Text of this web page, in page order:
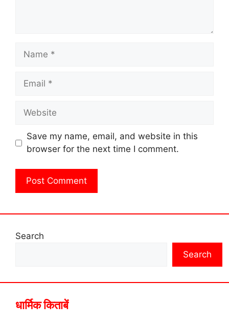
Name
Email
Website
Save my name, email, and website in this
browser for the next time I comment.
Search
Search
धार्मिक किताबें